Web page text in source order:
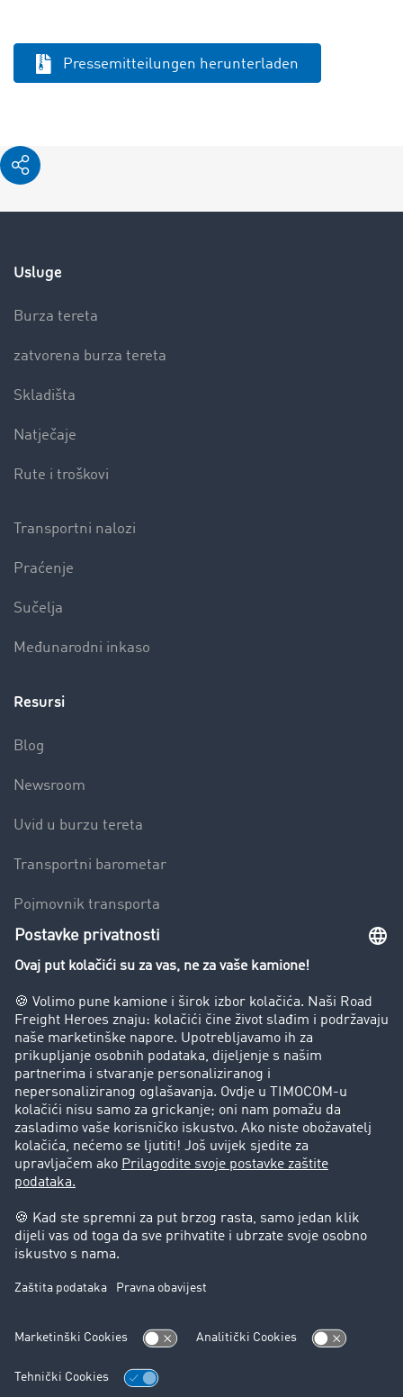
Pressemitteilungen herunterladen
Usluge
Burza tereta
zatvorena burza tereta
Skladišta
Natječaje
Rute i troškovi
Transportni nalozi
Praćenje
Sučelja
Međunarodni inkaso
Resursi
Blog
Newsroom
Uvid u burzu tereta
Transportni barometar
Pojmovnik transporta
Zabrana vožnje za kamione
Poduzeće
Priče o uspjehu
Stranke preporučuju stranku
Pravna pitanja
Impresum
Zaštita podataka
Kolačić-Postavke
Podrška